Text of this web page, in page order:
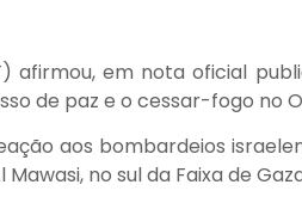
afirmou, em nota oficial
de paz e o cessar-fogo no
aos bombardeios
no sul da Faixa de